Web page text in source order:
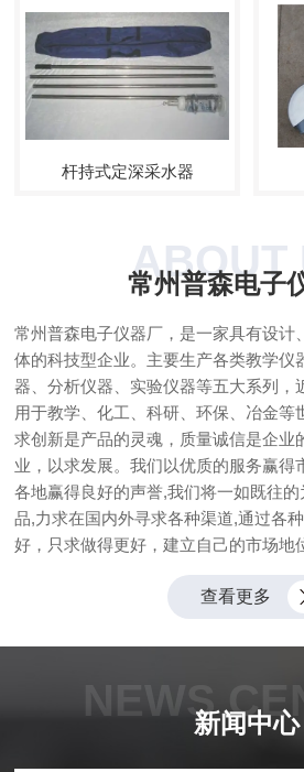
杆持式定深采水器
ABOUT
常州普森电子
常州普森电子仪器厂，是一家具有设计
体的科技型企业。主要生产各类教学仪
器、分析仪器、实验仪器等五大系列，
用于教学、化工、科研、环保、冶金等
求创新是产品的灵魂，质量诚信是企业
业，以求发展。我们以优质的服务赢得
各地赢得良好的声誉,我们将一如既往
品,力求在国内外寻求各种渠道,通过各
好，只求做得更好，建立自己的市场地
查看更多
NEWS新闻中心